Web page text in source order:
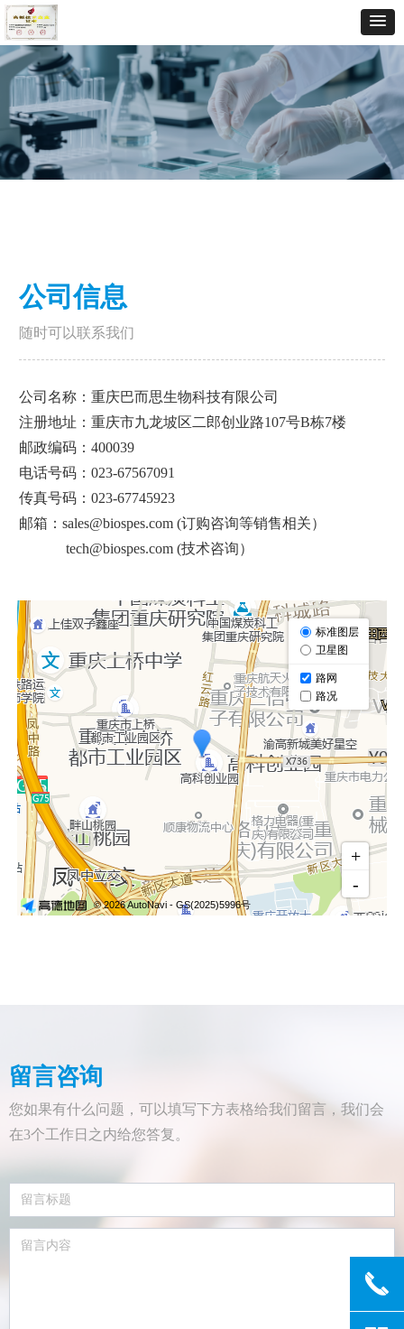
公司信息
随时可以联系我们
公司名称：重庆巴而思生物科技有限公司
注册地址：重庆市九龙坡区二郎创业路107号B栋7楼
邮政编码：400039
电话号码：023-67567091
传真号码：023-67745923
邮箱：sales@biospes.com (订购咨询等销售相关）
tech@biospes.com (技术咨询）
留言咨询
您如果有什么问题，可以填写下方表格给我们留言，我们会
在3个工作日之内给您答复。
끅